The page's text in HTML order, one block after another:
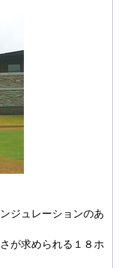
ジュレーションのあ
が求められる１８ホ